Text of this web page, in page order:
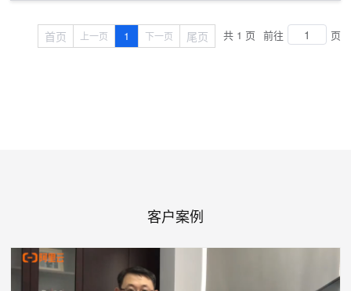
首页 上一页 1 下一页 尾页 共 1 页 前往 页
客户案例